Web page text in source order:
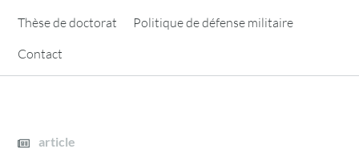
Thèse de doctorat
Politique de défense militaire
Contact
article